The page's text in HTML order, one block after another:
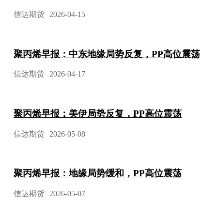
信达期货 2026-04-15
聚丙烯早报：中东地缘局势反复，PP高位震荡
信达期货 2026-04-17
聚丙烯早报：美伊局势反复，PP高位震荡
信达期货 2026-05-08
聚丙烯早报：地缘局势缓和，PP高位震荡
信达期货 2026-05-07